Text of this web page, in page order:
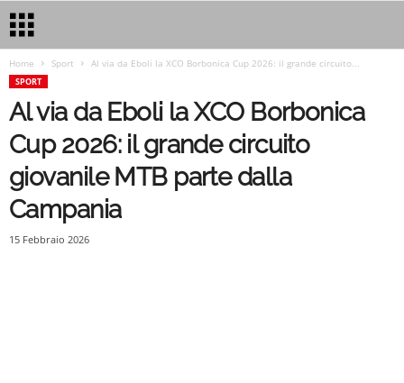
Home Sport Al via da Eboli la XCO Borbonica Cup 2026: il grande circuito...
SPORT
Al via da Eboli la XCO Borbonica
Cup 2026: il grande circuito
giovanile MTB parte dalla
Campania
15 Febbraio 2026